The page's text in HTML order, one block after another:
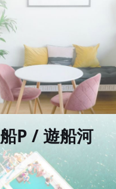
船P / 遊船河